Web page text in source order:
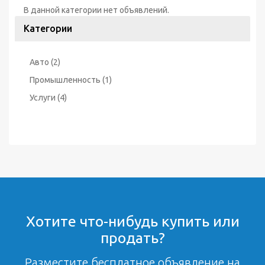
В данной категории нет объявлений.
Категории
Авто (2)
Промышленность (1)
Услуги (4)
Хотите что-нибудь купить или
продать?